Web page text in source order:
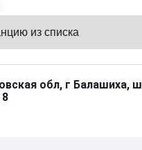
обл, г Балашиха, ш